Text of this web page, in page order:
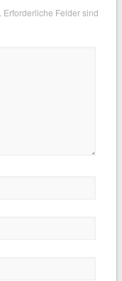
Erforderliche Felder sind